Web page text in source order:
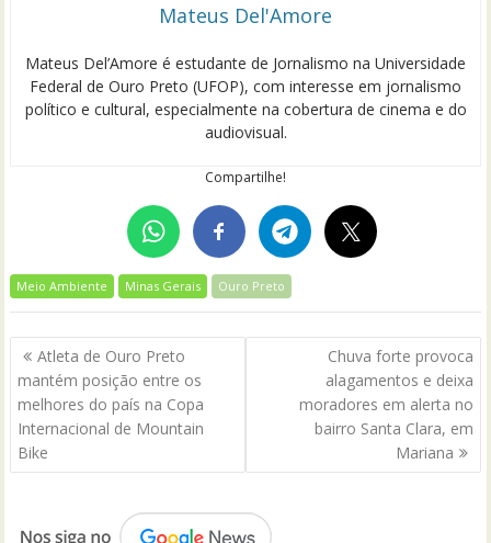
Mateus Del'Amore
Mateus Del’Amore é estudante de Jornalismo na Universidade
Federal de Ouro Preto (UFOP), com interesse em jornalismo
político e cultural, especialmente na cobertura de cinema e do
audiovisual.
Compartilhe!
Meio Ambiente Minas Gerais Ouro Preto
Navegação
de
Post
Atleta de Ouro Preto
mantém posição entre os
melhores do país na Copa
Internacional de Mountain
Bike
Chuva forte provoca
alagamentos e deixa
moradores em alerta no
bairro Santa Clara, em
Mariana